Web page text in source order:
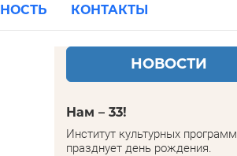
КОНТАКТЫ
НОВОСТИ
Нам – 33!
Институт культурных программ
празднует день рождения.